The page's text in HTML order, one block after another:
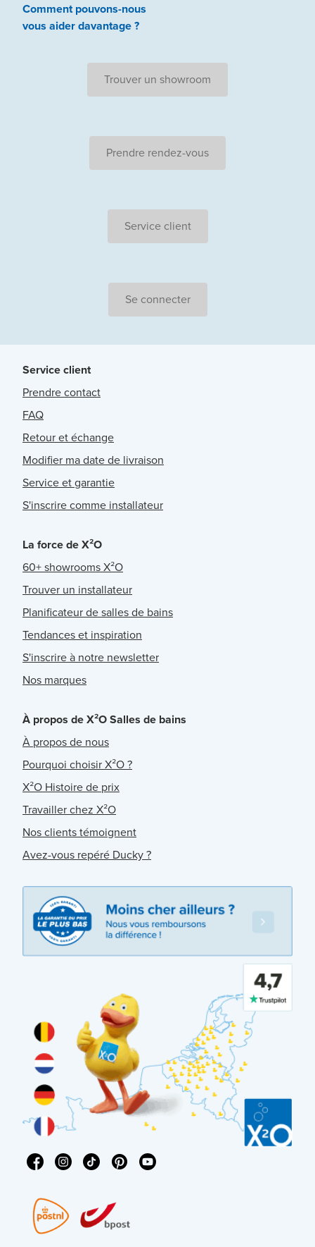
Comment pouvons-nous
vous aiderdavantage ?
Trouver un showroom
Prendre rendez-vous
Service client
Se connecter
Service client
Prendre contact
FAQ
Retour et échange
Modifier ma date de livraison
Service et garantie
S'inscrire comme installateur
La force de X²O
60+ showrooms X²O
Trouver un installateur
Planificateur de salles de bains
Tendances et inspiration
S'inscrire à notre newsletter
Nos marques
À propos de X²O Salles de bains
À propos de nous
Pourquoi choisir X²O ?
X²O Histoire de prix
Travailler chez X²O
Nos clients témoignent
Avez-vous repéré Ducky ?